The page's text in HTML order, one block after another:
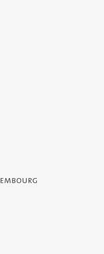
- Service